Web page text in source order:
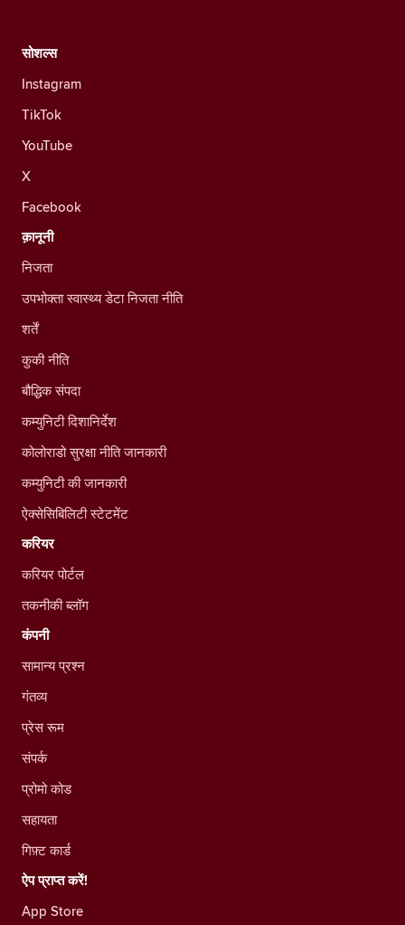
सोशल्स
Instagram
TikTok
YouTube
X
Facebook
क़ानूनी
निजता
उपभोक्ता स्वास्थ्य डेटा निजता नीति
शर्तें
कुकी नीति
बौद्धिक संपदा
कम्युनिटी दिशानिर्देश
कोलोराडो सुरक्षा नीति जानकारी
कम्युनिटी की जानकारी
ऐक्सेसिबिलिटी स्टेटमेंट
करियर
करियर पोर्टल
तकनीकी ब्लॉग
कंपनी
सामान्य प्रश्न
गंतव्य
प्रेस रूम
संपर्क
प्रोमो कोड
सहायता
गिफ़्ट कार्ड
ऐप प्राप्त करें!
App Store